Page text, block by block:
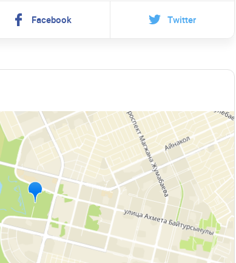
Facebook Twitter